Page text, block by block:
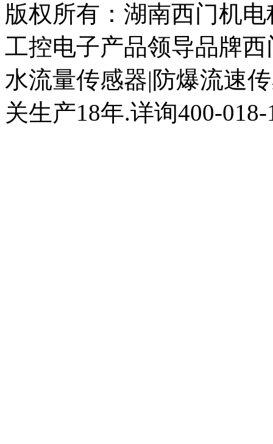
版权所有：湖南西门机
工控电子产品领导品牌
水流量传感器|防爆流速
关生产18年.详询400-018-